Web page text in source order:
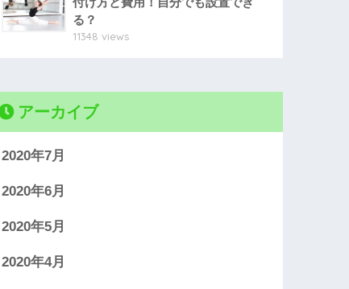
る？
11348 views
アーカイブ
2020年7月
2020年6月
2020年5月
2020年4月